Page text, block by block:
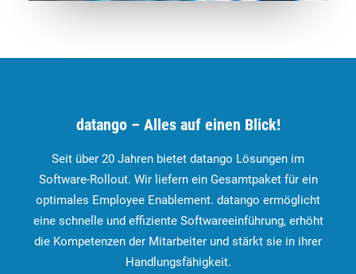
datango – Alles auf einen Blick!
Seit über 20 Jahren bietet datango Lösungen im
Software-Rollout. Wir liefern ein Gesamtpaket für ein
optimales Employee Enablement. datango ermöglicht
eine schnelle und effiziente Softwareeinführung, erhöht
die Kompetenzen der Mitarbeiter und stärkt sie in ihrer
Handlungsfähigkeit.